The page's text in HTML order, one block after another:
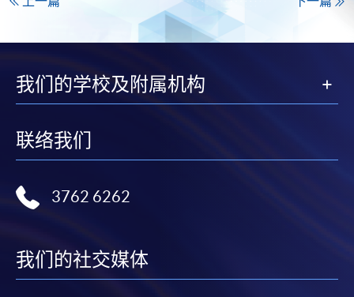
我们的学校及附属机构
联络我们
3762 6262
我们的社交媒体